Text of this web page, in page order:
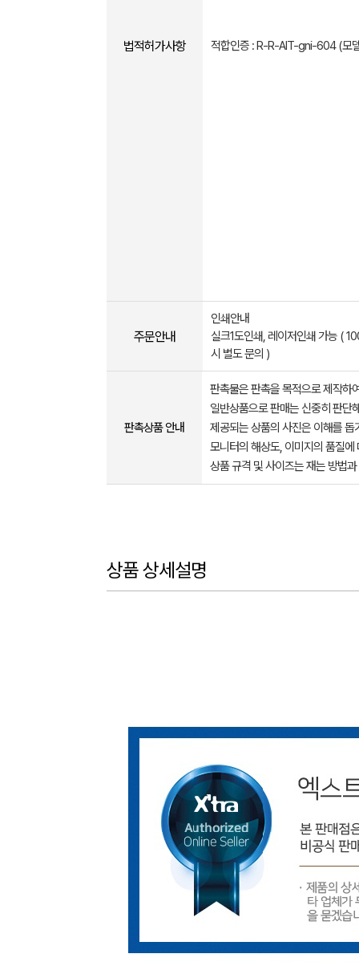
법적허가사항 적합인증 : R-R-AlT-gni-604 (모
주문안내
인쇄안내
실크1도인쇄, 레이저인쇄 가능 (
시 별도 문의 )
판촉상품 안내
판촉물은 판촉을 목적으로 제작하
일반상품으로 판매는 신중히 판단
제공되는 상품의 사진은 이해를
모니터의 해상도, 이미지의 품질
상품 규격 및 사이즈는 재는 방법
상품 상세설명